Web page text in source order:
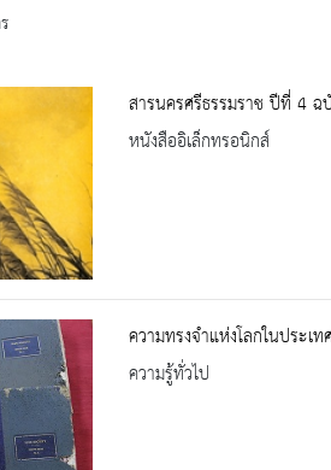
สารนครศรีธรรมราช ปีที่ 4
หนังสืออิเล็กทรอนิกส์
ความทรงจำแห่งโลกในประ
ความรู้ทั่วไป